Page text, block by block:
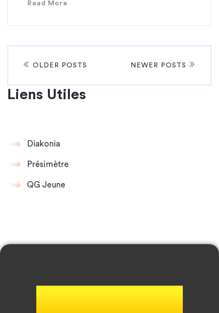
Read More
OLDER POSTS NEWER POSTS
Liens Utiles
Diakonia
Présimètre
QG Jeune